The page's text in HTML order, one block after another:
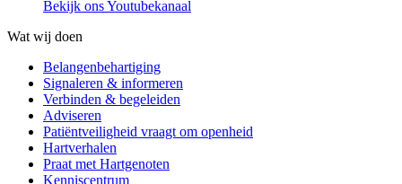
Bekijk ons Youtubekanaal
Wat wij doen
Belangenbehartiging
Signaleren & informeren
Verbinden & begeleiden
Adviseren
Patiëntveiligheid vraagt om openheid
Hartverhalen
Praat met Hartgenoten
Kenniscentrum